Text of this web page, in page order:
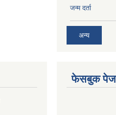
जन्म दर्ता
अन्य
फेसबुक पेज